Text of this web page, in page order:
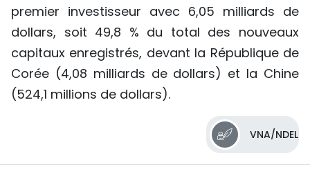
premier investisseur avec 6,05 milliards de
dollars, soit 49,8 % du total des nouveaux
capitaux enregistrés, devant la République de
Corée (4,08 milliards de dollars) et la Chine
(524,1 millions de dollars).
VNA/NDEL